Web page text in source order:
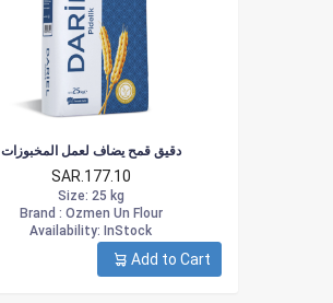
دقيق قمح يضاف لعمل المخبوزات
SAR.177.10
Size: 25 kg
Brand : Ozmen Un Flour
Availability: InStock
Add to Cart